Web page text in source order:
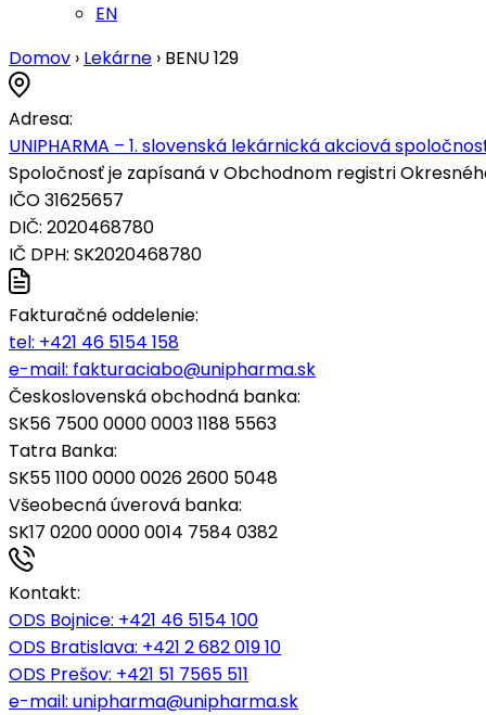
EN
Domov › Lekárne › BENU 129
Adresa:
UNIPHARMA – 1. slovenská lekárnická akciová
Spoločnosť je zapísaná v Obchodnom registri
IČO 31625657
DIČ: 2020468780
IČ DPH: SK2020468780
Fakturačné oddelenie:
tel: +421 46 5154 158
e-mail: fakturaciabo@unipharma.sk
Československá obchodná banka:
SK56 7500 0000 0003 1188 5563
Tatra Banka:
SK55 1100 0000 0026 2600 5048
Všeobecná úverová banka:
SK17 0200 0000 0014 7584 0382
Kontakt:
ODS Bojnice: +421 46 5154 100
ODS Bratislava: +421 2 682 019 10
ODS Prešov: +421 51 7565 511
e-mail: unipharma@unipharma.sk